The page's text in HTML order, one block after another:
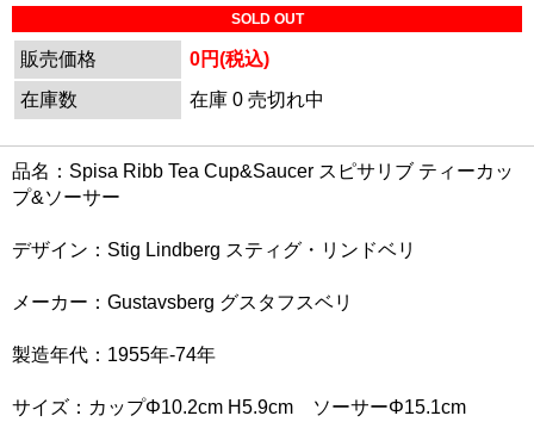
SOLD OUT
販売価格
0円(税込)
在庫数
在庫 0 売切れ中
品名：Spisa Ribb Tea Cup&Saucer スピサリブ ティーカッ
プ&ソーサー
デザイン：Stig Lindberg スティグ・リンドベリ
メーカー：Gustavsberg グスタフスベリ
製造年代：1955年-74年
サイズ：カップΦ10.2cm H5.9cm ソーサーΦ15.1cm